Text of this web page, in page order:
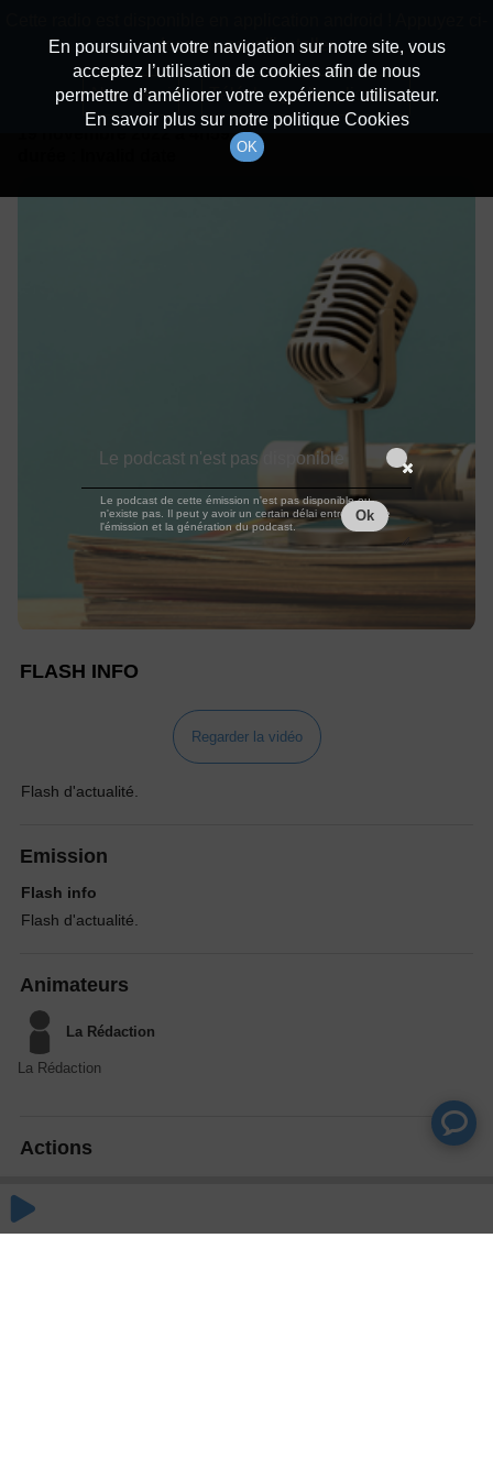
Détails De L'épisode
19 novembre 2022
FLASH INFO
Regarder la vidéo
Flash d'actualité.
Emission
Flash info
Flash d'actualité.
Animateurs
La Rédaction
La Rédaction
Actions
En poursuivant votre navigation sur notre site, vous
acceptez l’utilisation de cookies afin de nous
permettre d’améliorer votre expérience utilisateur.
En savoir plus sur notre politique Cookies
OK
dessous pour l'installer.
Non merci Télécharger l'application
Le podcast n'est pas disponible
Le podcast de cette émission n'est pas disponible ou
n'existe pas. Il peut y avoir un certain délai entre la fin de
l'émission et la génération du podcast.
Ok